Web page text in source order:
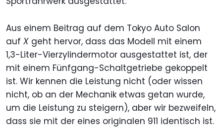
Aus einem Beitrag auf dem Tokyo Auto Salon
auf X geht hervor, dass das Modell mit einem
1,3-Liter-Vierzylindermotor ausgestattet ist, der
mit einem Fünfgang-Schaltgetriebe gekoppelt
ist. Wir kennen die Leistung nicht (oder wissen
nicht, ob an der Mechanik etwas getan wurde,
um die Leistung zu steigern), aber wir bezweifeln,
dass sie mit der eines originalen 911 identisch ist.